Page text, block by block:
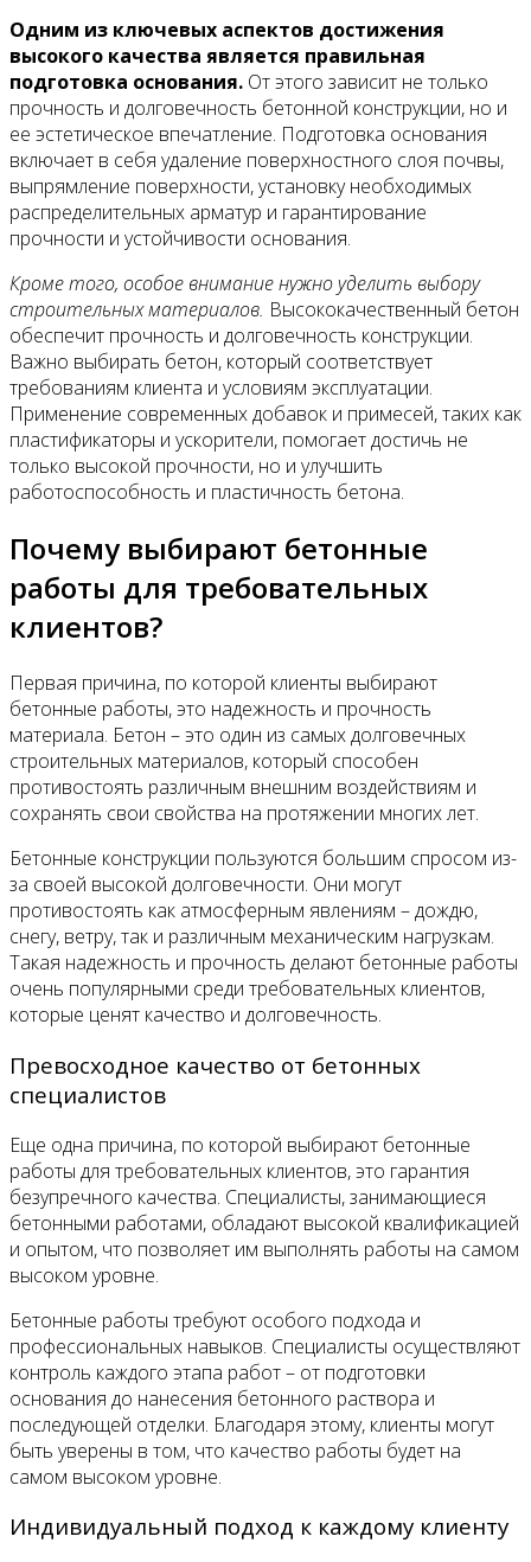
Одним из ключевых аспектов достижения
высокого качества является правильная
подготовка основания. От этого зависит не только
прочность и долговечность бетонной конструкции, но и
ее эстетическое впечатление. Подготовка основания
включает в себя удаление поверхностного слоя почвы,
выпрямление поверхности, установку необходимых
распределительных арматур и гарантирование
прочности и устойчивости основания.
Кроме того, особое внимание нужно уделить выбору
строительных материалов. Высококачественный бетон
обеспечит прочность и долговечность конструкции.
Важно выбирать бетон, который соответствует
требованиям клиента и условиям эксплуатации.
Применение современных добавок и примесей, таких как
пластификаторы и ускорители, помогает достичь не
только высокой прочности, но и улучшить
работоспособность и пластичность бетона.
Почему выбирают бетонные
работы для требовательных
клиентов?
Первая причина, по которой клиенты выбирают
бетонные работы, это надежность и прочность
материала. Бетон – это один из самых долговечных
строительных материалов, который способен
противостоять различным внешним воздействиям и
сохранять свои свойства на протяжении многих лет.
Бетонные конструкции пользуются большим спросом из-
за своей высокой долговечности. Они могут
противостоять как атмосферным явлениям – дождю,
снегу, ветру, так и различным механическим нагрузкам.
Такая надежность и прочность делают бетонные работы
очень популярными среди требовательных клиентов,
которые ценят качество и долговечность.
Превосходное качество от бетонных
специалистов
Еще одна причина, по которой выбирают бетонные
работы для требовательных клиентов, это гарантия
безупречного качества. Специалисты, занимающиеся
бетонными работами, обладают высокой квалификацией
и опытом, что позволяет им выполнять работы на самом
высоком уровне.
Бетонные работы требуют особого подхода и
профессиональных навыков. Специалисты осуществляют
контроль каждого этапа работ – от подготовки
основания до нанесения бетонного раствора и
последующей отделки. Благодаря этому, клиенты могут
быть уверены в том, что качество работы будет на
самом высоком уровне.
Индивидуальный подход к каждому клиенту